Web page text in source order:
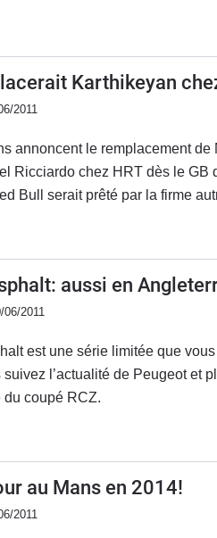
Karthikeyan
2011
annoncent le remplacement de
Ricciardo chez HRT dès le GB
Bull serait prêté par la firme
aussi en
06/2011
est une série limitée que
l’actualité de Peugeot et
coupé RCZ.
au Mans en 2014!
2011